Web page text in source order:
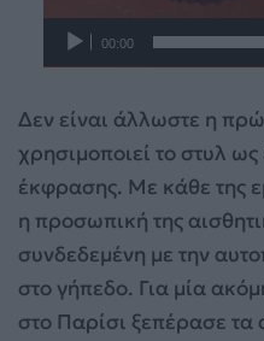
00:00
Δεν είναι άλλωστε η
χρησιμοποιεί το στυλ
έκφρασης. Με κάθε της
η προσωπική της
συνδεδεμένη με την
στο γήπεδο. Για μία
στο Παρίσι ξεπέρασε τα